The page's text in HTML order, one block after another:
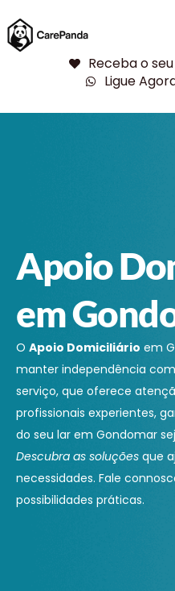
Receba o
Ligue
Apoio
em
O Apoio Domiciliário em
manter independência
serviço, que oferece
profissionais experientes,
do seu lar em Gondomar
Descubra as soluções que
necessidades. Fale
possibilidades práticas.